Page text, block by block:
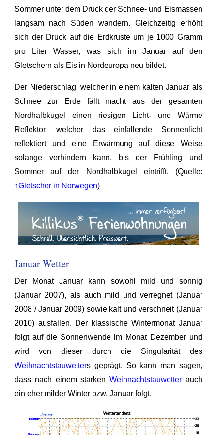
Sommer unter dem Druck der Schnee- und Eismassen
langsam nach Süden wandern. Gleichzeitig erhöht
sich der Druck auf die Erdkruste um je 1000 Gramm
pro Liter Wasser, was sich im Januar auf den
Gletschern als Eis in Nordeuropa neu bildet.
Der Niederschlag, welcher in einem kalten Januar als
Schnee zur Erde fällt macht aus der gesamten
Nordhalbkugel einen riesigen Licht- und Wärme
Reflektor, welcher das einfallende Sonnenlicht
reflektiert und eine Erwärmung auf diese Weise
solange verhindern kann, bis der Frühling und
Sommer auf der Nordhalbkugel eintrifft. (Quelle:
↑Gletscher in Norwegen)
Januar Wetter
Der Monat Januar kann sowohl mild und sonnig
(Januar 2007), als auch mild und verregnet (Januar
2008 / Januar 2009) sowie kalt und verschneit (Januar
2010) ausfallen. Der klassische Wintermonat Januar
folgt auf die Sonnenwende im Monat Dezember und
wird von dieser durch die Singularität des
Weihnachtstauwetters geprägt. So kann man sagen,
dass nach einem starken Weihnachtstauwetterauch
ein eher milder Winter bzw. Januar folgt.